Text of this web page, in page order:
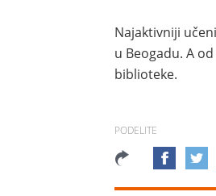
Najaktivniji
u Beogadu. A
biblioteke.
PODELITE